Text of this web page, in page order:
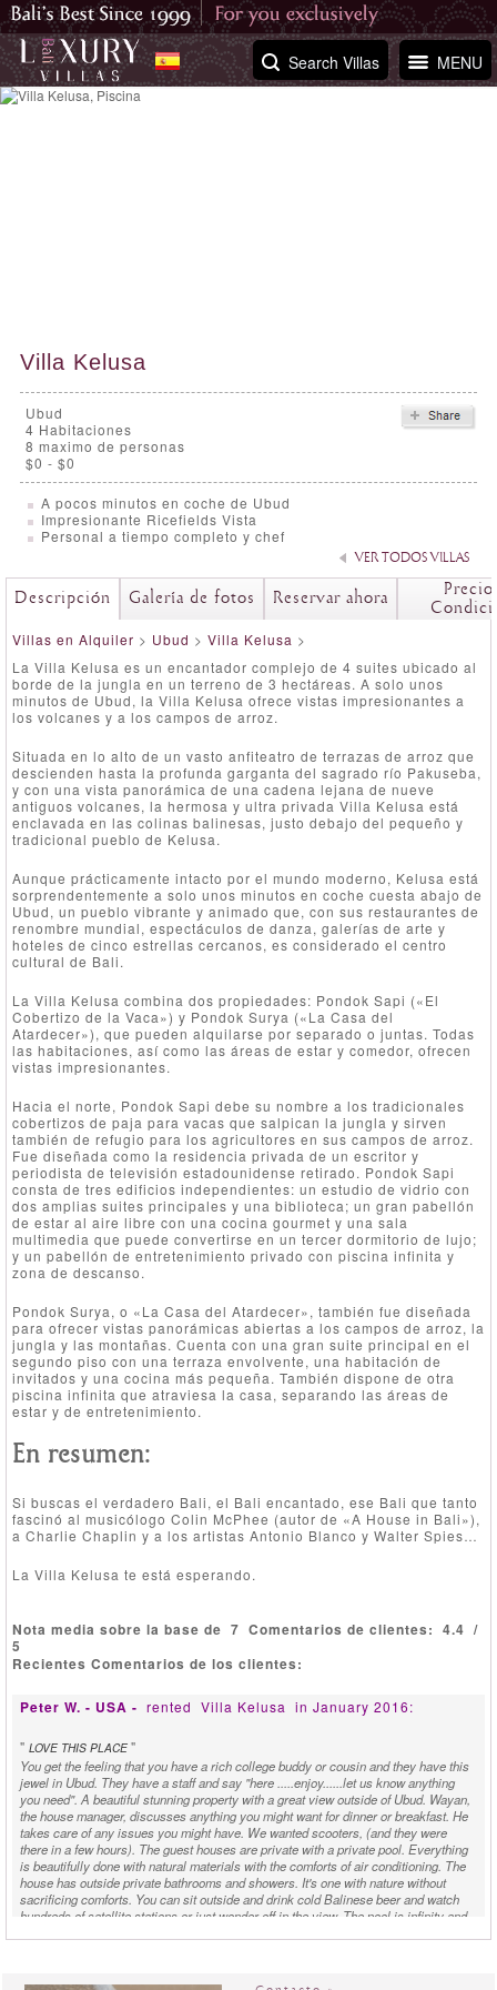
MENU
Search Villas
Villa Kelusa
Ubud
4 Habitaciones
8 maximo de personas
$0 - $0
A pocos minutos en coche de Ubud
Impresionante Ricefields Vista
Personal a tiempo completo y chef
VER TODOS VILLAS
Descripción Galería de fotos Reservar ahora
Villas en Alquiler > Ubud > Villa Kelusa >
La Villa Kelusa es un encantador complejo de 4 suites ubicado al
borde de la jungla en un terreno de 3 hectáreas. A solo unos
minutos de Ubud, la Villa Kelusa ofrece vistas impresionantes a
los volcanes y a los campos de arroz.
Situada en lo alto de un vasto anfiteatro de terrazas de arroz que
descienden hasta la profunda garganta del sagrado río Pakuseba,
y con una vista panorámica de una cadena lejana de nueve
antiguos volcanes, la hermosa y ultra privada Villa Kelusa está
enclavada en las colinas balinesas, justo debajo del pequeño y
tradicional pueblo de Kelusa.
Aunque prácticamente intacto por el mundo moderno, Kelusa está
sorprendentemente a solo unos minutos en coche cuesta abajo de
Ubud, un pueblo vibrante y animado que, con sus restaurantes de
renombre mundial, espectáculos de danza, galerías de arte y
hoteles de cinco estrellas cercanos, es considerado el centro
cultural de Bali.
La Villa Kelusa combina dos propiedades: Pondok Sapi («El
Cobertizo de la Vaca») y Pondok Surya («La Casa del
Atardecer»), que pueden alquilarse por separado o juntas. Todas
las habitaciones, así como las áreas de estar y comedor, ofrecen
vistas impresionantes.
Hacia el norte, Pondok Sapi debe su nombre a los tradicionales
cobertizos de paja para vacas que salpican la jungla y sirven
también de refugio para los agricultores en sus campos de arroz.
Fue diseñada como la residencia privada de un escritor y
periodista de televisión estadounidense retirado. Pondok Sapi
consta de tres edificios independientes: un estudio de vidrio con
dos amplias suites principales y una biblioteca; un gran pabellón
de estar al aire libre con una cocina gourmet y una sala
multimedia que puede convertirse en un tercer dormitorio de lujo;
y un pabellón de entretenimiento privado con piscina infinita y
zona de descanso.
Pondok Surya, o «La Casa del Atardecer», también fue diseñada
para ofrecer vistas panorámicas abiertas a los campos de arroz, la
jungla y las montañas. Cuenta con una gran suite principal en el
segundo piso con una terraza envolvente, una habitación de
invitados y una cocina más pequeña. También dispone de otra
piscina infinita que atraviesa la casa, separando las áreas de
estar y de entretenimiento.
En resumen:
Si buscas el verdadero Bali, el Bali encantado, ese Bali que tanto
fascinó al musicólogo Colin McPhee (autor de «A House in Bali»),
a Charlie Chaplin y a los artistas Antonio Blanco y Walter Spies…
La Villa Kelusa te está esperando.
Nota media sobre la base de 7 Comentarios de clientes: 4.4 /
5
Recientes Comentarios de los clientes:
Peter W. - USA - rented Villa Kelusa in January 2016:
" LOVE THIS PLACE "
You get the feeling that you have a rich college buddy or cousin and they have this
jewel in Ubud. They have a staff and say "here .....enjoy......let us know anything
you need". A beautiful stunning property with a great view outside of Ubud. Wayan,
the house manager, discusses anything you might want for dinner or breakfast. He
takes care of any issues you might have. We wanted scooters, (and they were
there in a few hours). The guest houses are private with a private pool. Everything
is beautifully done with natural materials with the comforts of air conditioning. The
house has outside private bathrooms and showers. It's one with nature without
sacrificing comforts. You can sit outside and drink cold Balinese beer and watch
hundreds of satellite stations or just wonder off in the view. The pool is infinity and
Love this place.